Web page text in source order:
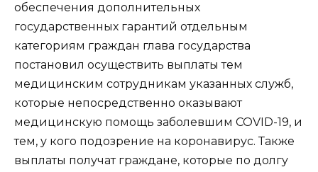
обеспечения дополнительных
государственных гарантий отдельным
категориям граждан глава государства
постановил осуществить выплаты тем
медицинским сотрудникам указанных служб,
которые непосредственно оказывают
медицинскую помощь заболевшим COVID-19, и
тем, у кого подозрение на коронавирус. Также
выплаты получат граждане, которые по долгу